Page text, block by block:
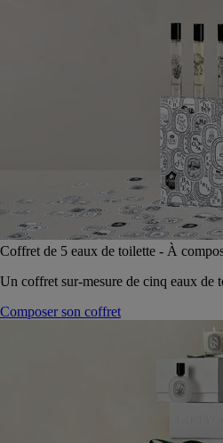
Coffret de 5 eaux de toilette - À
Un coffret sur-mesure de cinq eaux de
Composer son coffret